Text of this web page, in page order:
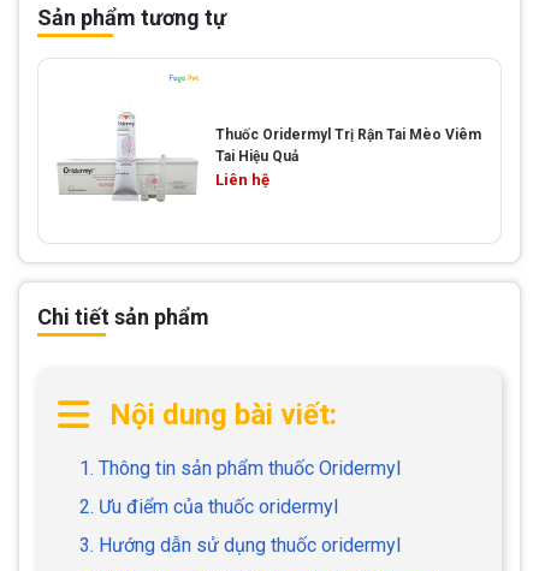
Chi tiết sản phẩm
Nội dung bài viết:
1. Thông tin sản phẩm thuốc Oridermyl
2. Ưu điểm của thuốc oridermyl
3. Hướng dẫn sử dụng thuốc oridermyl
Sản phẩm tương tự
Thuốc Oridermyl Trị Rận Tai Mèo Viêm
Tai Hiệu Quả
Liên hệ